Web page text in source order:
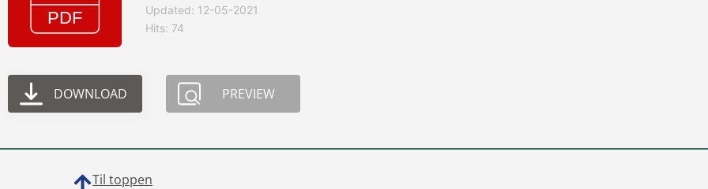
Updated: 12-05-2021
Hits: 74
DOWNLOAD PREVIEW
Til toppen